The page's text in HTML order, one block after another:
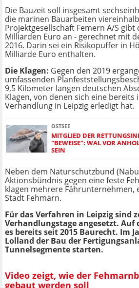
Die Bauzeit soll insgesamt
die marinen Bauarbeiten
Projektgesellschaft Femern A/S gibt
Milliarden Euro an - gerechnet mit
2016. Darin sei ein Risikopuffer in
Milliarde Euro enthalten.
Die Klagen: Gegen den 2019
umfassenden
9,5 Kilometer langen deutschen
Klagen, von denen sich eine bereits
Verhandlung in Leipzig erledigt hat.
OSTSEE
MITGLIED DER
"BEWEISE": WAL VOR
SEIN
Neben dem Naturschutzbund
Aktionsbündnis gegen eine feste
klagen mehrere Fährunternehmen,
Stadt Fehmarn.
Für das Verfahren in Leipzig sind
Verhandlungstage angesetzt. Auf
es bereits seit 2015 Baurecht. Im
Lolland der Bau der
Tunnelsegmente starten.
Video zeigt, wie der
gebaut werden soll